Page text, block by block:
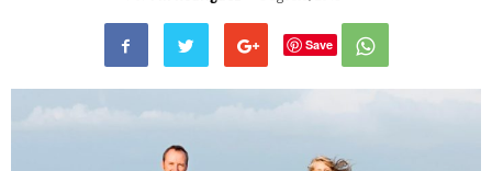
Save